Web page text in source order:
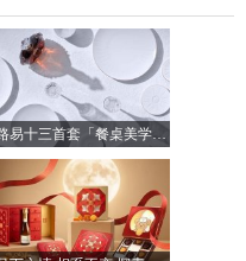
路易十三首套「餐桌美学」系列正式揭晓